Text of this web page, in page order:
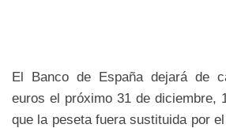
El Banco de España dejará de
euros el próximo 31 de diciembre,
que la peseta fuera sustituida por